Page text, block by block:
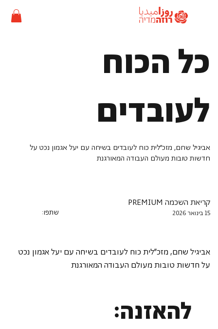
כל הכוח
לעובדים
אביגיל שחם, מזכ״לית כוח לעובדים בשיחה עם יעל אגמון נכט על
חדשות טובות מעולם העבודה המאורגנת
שתפו:
קריאת השכמה PREMIUM
15 בינואר 2026
אביגיל שחם, מזכ״לית כוח לעובדים בשיחה עם יעל אגמון נכט
על חדשות טובות מעולם העבודה המאורגנת
להאזנה: